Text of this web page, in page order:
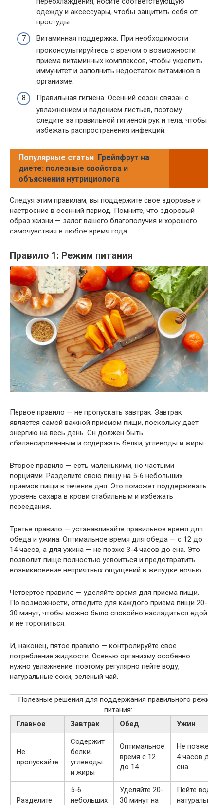
одежду и аксессуары, чтобы защитить себя от
простуды.
Витаминная поддержка. При необходимости
проконсультируйтесь с врачом о возможности
приема витаминных комплексов, чтобы укрепить
иммунитет и заполнить недостаток витаминов в
организме.
Правильная гигиена. Осенний сезон связан с
увлажнением и падением листьев, поэтому
следите за правильной гигиеной рук и тела, чтобы
избежать распространения инфекций.
Популярные статьи Грейпфрут на
диете: полезные свойства и
объяснения нутрициолога
Следуя этим правилам, вы поддержите свое здоровье и
настроение в осенний период. Помните, что здоровый
образ жизни — залог вашего благополучия и хорошего
самочувствия в любое время года.
Правило 1: Режим питания
Первое правило — не пропускать завтрак. Завтрак
является самой важной приемом пищи, поскольку дает
энергию на весь день. Он должен быть
сбалансированным и содержать белки, углеводы и жиры.
Второе правило — есть маленькими, но частыми
порциями. Разделите свою пищу на 5-6 небольших
приемов пищи в течение дня. Это поможет поддерживать
уровень сахара в крови стабильным и избежать
переедания.
Третье правило — устанавливайте правильное время для
обеда и ужина. Оптимальное время для обеда — с 12 до
14 часов, а для ужина — не позже 3-4 часов до сна. Это
позволит пище полностью усвоиться и предотвратить
возникновение неприятных ощущений в желудке ночью.
Четвертое правило — уделяйте время для приема пищи.
По возможности, отведите для каждого приема пищи 20-
30 минут, чтобы можно было спокойно насладиться едой
и не торопиться.
И, наконец, пятое правило — контролируйте свое
потребление жидкости. Осенью организму особенно
нужно увлажнение, поэтому регулярно пейте воду,
натуральные соки, зеленый чай.
Полезные решения для поддержания правильного режима
питания:
Главное
Завтрак Обед Ужин
Не
пропускайте
Содержит
белки,
углеводы
и жиры
Оптимальное
время с 12
до 14
Не позже 3-
4 часов до
сна
Разделите
5-6
небольших
Уделяйте 20-
30 минут на
Пейте воду,